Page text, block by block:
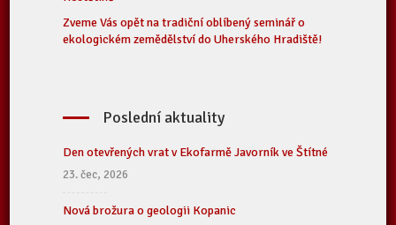
Zveme Vás opět na tradiční oblíbený seminář o
ekologickém zemědělství do Uherského Hradiště!
Poslední aktuality
Den otevřených vrat v Ekofarmě Javorník ve Štítné
23. čec, 2026
Nová brožura o geologii Kopanic